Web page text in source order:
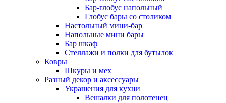
Бар-глобус напольный
Глобус бары со столиком
Настольный мини-бар
Напольные мини бары
Бар шкаф
Стеллажи и полки для бутылок
Ковры
Шкуры и мех
Разный декор и аксессуары
Украшения для кухни
Вешалки для полотенец